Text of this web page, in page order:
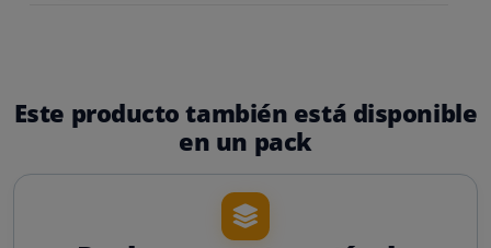
Este producto también está disponible
en un pack